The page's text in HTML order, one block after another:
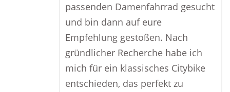
passenden Damenfahrrad gesucht
und bin dann auf eure
Empfehlung gestoßen. Nach
gründlicher Recherche habe ich
mich für ein klassisches Citybike
entschieden, das perfekt zu